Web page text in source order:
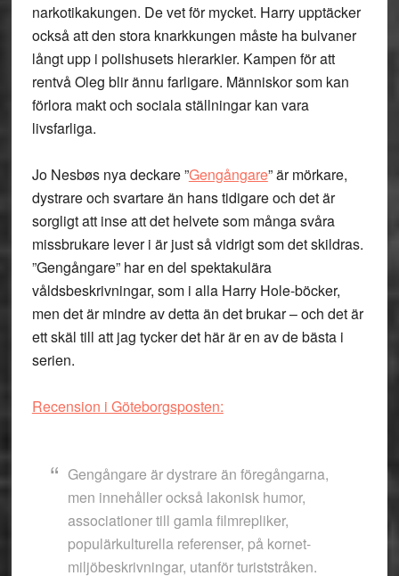
narkotikakungen. De vet för mycket. Harry upptäcker
också att den stora knarkkungen måste ha bulvaner
långt upp i polishusets hierarkier. Kampen för att
rentvå Oleg blir ännu farligare. Människor som kan
förlora makt och sociala ställningar kan vara
livsfarliga.
Jo Nesbøs nya deckare ”Gengångare” är mörkare,
dystrare och svartare än hans tidigare och det är
sorgligt att inse att det helvete som många svåra
missbrukare lever i är just så vidrigt som det skildras.
”Gengångare” har en del spektakulära
våldsbeskrivningar, som i alla Harry Hole-böcker,
men det är mindre av detta än det brukar – och det är
ett skäl till att jag tycker det här är en av de bästa i
serien.
Recension i Göteborgsposten:
Gengångare är dystrare än föregångarna,
men innehåller också lakonisk humor,
associationer till gamla filmrepliker,
populärkulturella referenser, på kornet-
miljöbeskrivningar, utanför turiststråken.